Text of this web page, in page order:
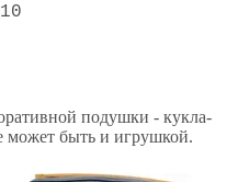
подушки - кукла-
может быть и игрушкой.